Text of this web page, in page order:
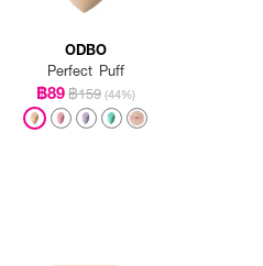
ODBO
Perfect Puff
฿89฿159 (44%)